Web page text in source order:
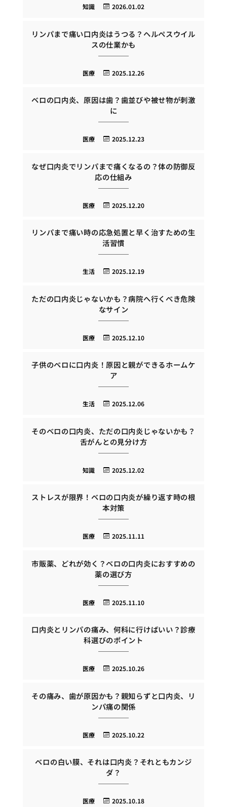
2026.01.02
知識
リンパまで痛い口内炎はうつる？ヘルペスウイル
スの仕業かも
2025.12.26
医療
ベロの口内炎、原因は歯？歯並びや被せ物が刺激
に
2025.12.23
医療
なぜ口内炎でリンパまで痛くなるの？体の防御反
応の仕組み
2025.12.20
医療
リンパまで痛い時の応急処置と早く治すための生
活習慣
2025.12.19
生活
ただの口内炎じゃないかも？病院へ行くべき危険
なサイン
2025.12.10
医療
子供のベロに口内炎！原因と親ができるホームケ
ア
2025.12.06
生活
そのベロの口内炎、ただの口内炎じゃないかも？
舌がんとの見分け方
2025.12.02
知識
ストレスが限界！ベロの口内炎が繰り返す時の根
本対策
2025.11.11
医療
市販薬、どれが効く？ベロの口内炎におすすめの
薬の選び方
2025.11.10
医療
口内炎とリンパの痛み、何科に行けばいい？診療
科選びのポイント
2025.10.26
医療
その痛み、歯が原因かも？親知らずと口内炎、リ
ンパ痛の関係
2025.10.22
医療
ベロの白い膜、それは口内炎？それともカンジ
ダ？
2025.10.18
医療